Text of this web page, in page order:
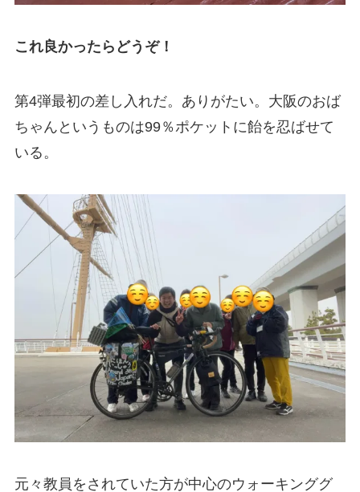
これ良かったらどうぞ！
第4弾最初の差し入れだ。ありがたい。大阪のおば
ちゃんというものは99％ポケットに飴を忍ばせて
いる。
元々教員をされていた方が中心のウォーキンググ